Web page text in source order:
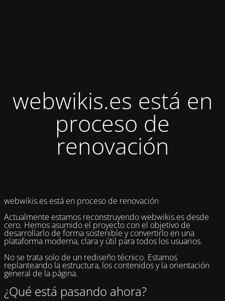
webwikis.es está en
proceso de
renovación
webwikis.es está en proceso de renovación
Actualmente estamos reconstruyendo webwikis.es desde
cero. Hemos asumido el proyecto con el objetivo de
desarrollarlo de forma sostenible y convertirlo en una
plataforma moderna, clara y útil para todos los usuarios.
No se trata solo de un rediseño técnico. Estamos
replanteando la estructura, los contenidos y la orientación
general de la página.
¿Qué está pasando ahora?